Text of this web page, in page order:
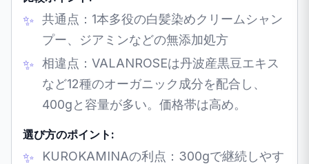
共通点：1本多役の白髪染めクリームシャン
プー、ジアミンなどの無添加処方
相違点：VALANROSEは丹波産黒豆エキス
など12種のオーガニック成分を配合し、
400gと容量が多い。価格帯は高め。
選び方のポイント:
KUROKAMINAの利点：300gで継続しやす